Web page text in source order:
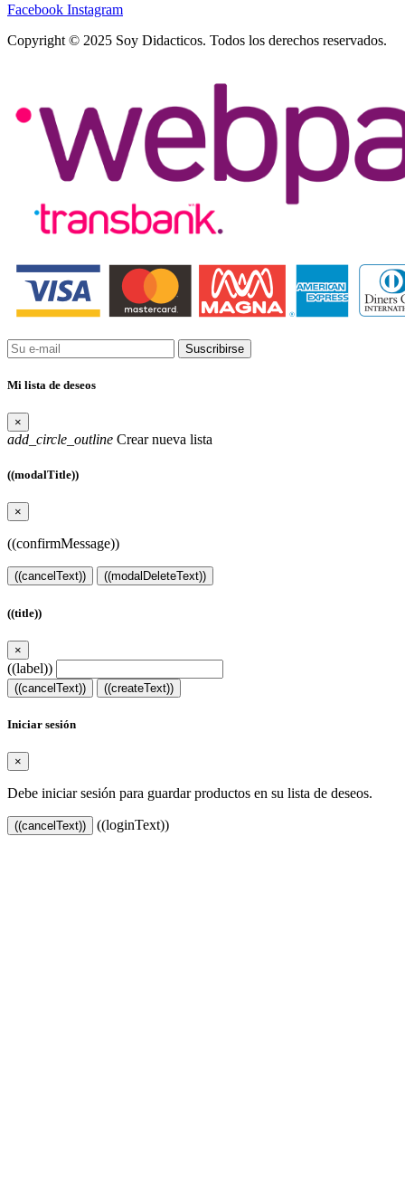
Facebook Instagram
Copyright © 2025 Soy Didacticos. Todos los derechos reservados.
Suscribirse
Mi lista de deseos
×
add_circle_outline Crear nueva lista
((modalTitle))
×
((confirmMessage))
((cancelText)) ((modalDeleteText))
((title))
×
((label))
((cancelText)) ((createText))
Iniciar sesión
×
Debe iniciar sesión para guardar productos en su lista de deseos.
((cancelText)) ((loginText))